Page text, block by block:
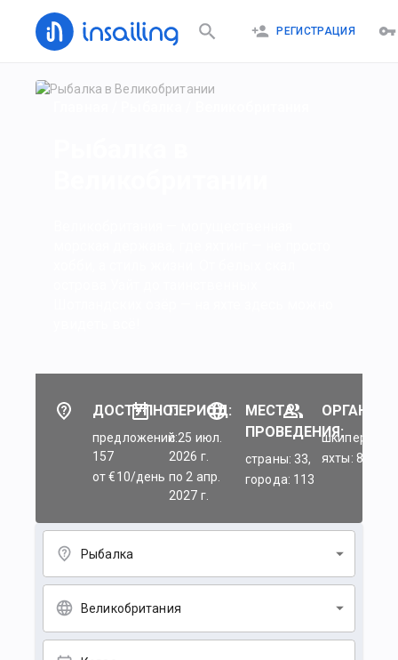
РЕГИСТРАЦИЯ
ДОСТУПНО:
предложений:
157
от €10/день
ПЕРИОД:
c 25 июл.
2026 г.
по 2 апр.
2027 г.
МЕСТА
ПРОВЕДЕНИЯ:
страны: 33,
города: 113
шкиперы: 45,
яхты: 84
Рыбалка
Великобритания